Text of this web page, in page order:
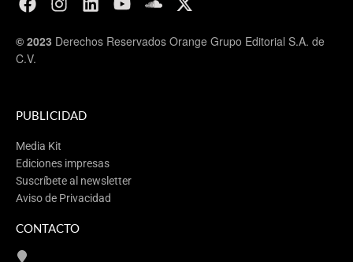
© 2023 Derechos Reservados Orange Grupo Editorial S.A. de
C.V.
PUBLICIDAD
Media Kit
Ediciones impresas
Suscríbete al newsletter
Aviso de Privacidad
CONTACTO